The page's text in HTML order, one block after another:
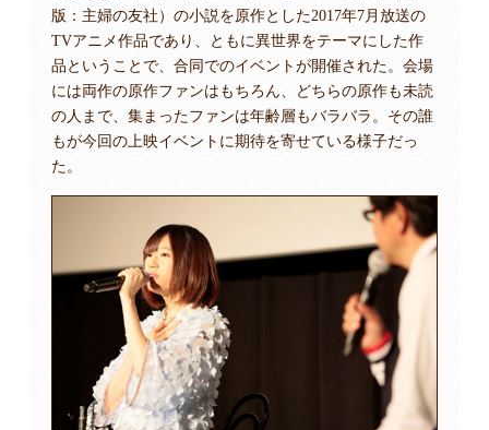
版：主婦の友社）の小説を原作とした2017年7月放送の
TVアニメ作品であり、ともに異世界をテーマにした作
品ということで、合同でのイベントが開催された。会場
には両作の原作ファンはもちろん、どちらの原作も未読
の人まで、集まったファンは年齢層もバラバラ。その誰
もが今回の上映イベントに期待を寄せている様子だっ
た。